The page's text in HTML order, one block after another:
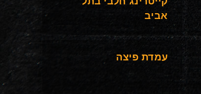
אביב
עמדת פיצה